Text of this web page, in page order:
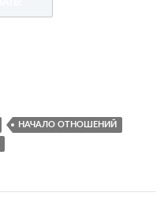
НАЧАЛО ОТНОШЕНИЙ